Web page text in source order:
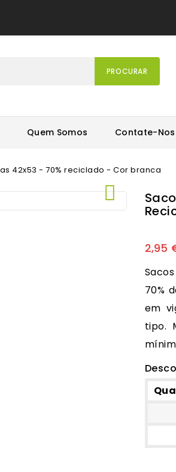
PROCURAR
Quem Somos Contate-Nos
42x53 - 70% reciclado - Cor branca

2,95
70%
em
tipo.